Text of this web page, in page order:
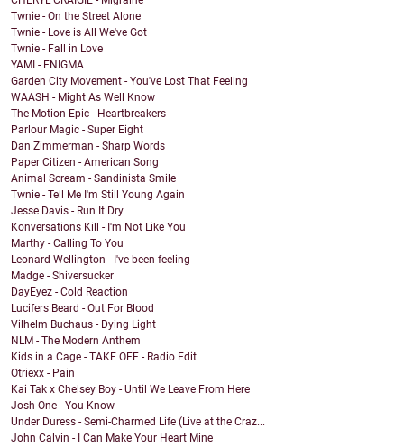
Twnie - On the Street Alone
Twnie - Love is All We've Got
Twnie - Fall in Love
YAMI - ENIGMA
Garden City Movement - You've Lost That Feeling
WAASH - Might As Well Know
The Motion Epic - Heartbreakers
Parlour Magic - Super Eight
Dan Zimmerman - Sharp Words
Paper Citizen - American Song
Animal Scream - Sandinista Smile
Twnie - Tell Me I'm Still Young Again
Jesse Davis - Run It Dry
Konversations Kill - I'm Not Like You
Marthy - Calling To You
Leonard Wellington - I've been feeling
Madge - Shiversucker
DayEyez - Cold Reaction
Lucifers Beard - Out For Blood
Vilhelm Buchaus - Dying Light
NLM - The Modern Anthem
Kids in a Cage - TAKE OFF - Radio Edit
Otriexx - Pain
Kai Tak x Chelsey Boy - Until We Leave From Here
Josh One - You Know
Under Duress - Semi-Charmed Life (Live at the Craz...
John Calvin - I Can Make Your Heart Mine